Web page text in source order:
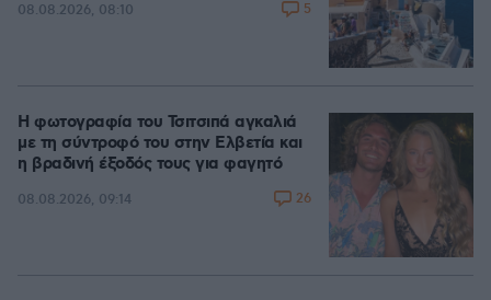
08.08.2026, 08:10 5
Η φωτογραφία του Τσιτσιπά αγκαλιά
με τη σύντροφό του στην Ελβετία και
η βραδινή έξοδός τους για φαγητό
08.08.2026, 09:14 26